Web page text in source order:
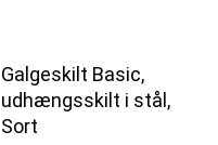
Galgeskilt Basic,
udhængsskilt i stål,
Sort